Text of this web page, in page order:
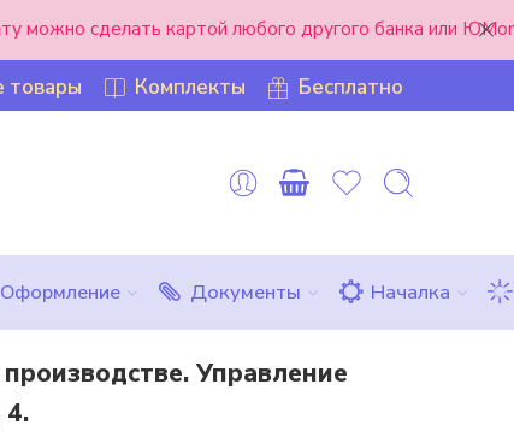
можно сделать картой любого другого банка или
товары Комплекты Бесплатно
Оформление Документы Началка
Управление